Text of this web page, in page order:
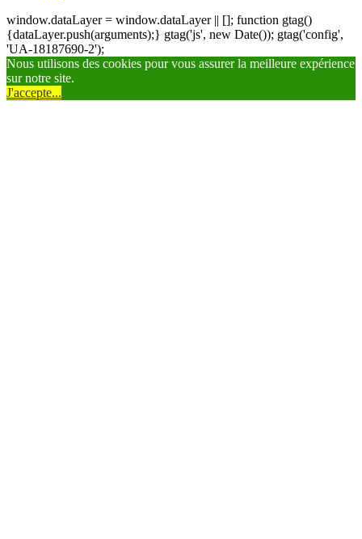
window.dataLayer = window.dataLayer || []; function gtag()
{dataLayer.push(arguments);} gtag('js', new Date()); gtag('config',
'UA-18187690-2');
Nous utilisons des cookies pour vous assurer la meilleure expérience
sur notre site.
J'accepte...